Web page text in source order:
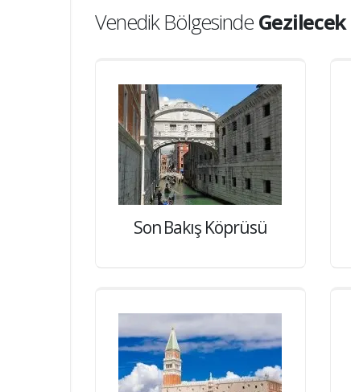
Venedik Bölgesinde
Son Bakış Köprüsü